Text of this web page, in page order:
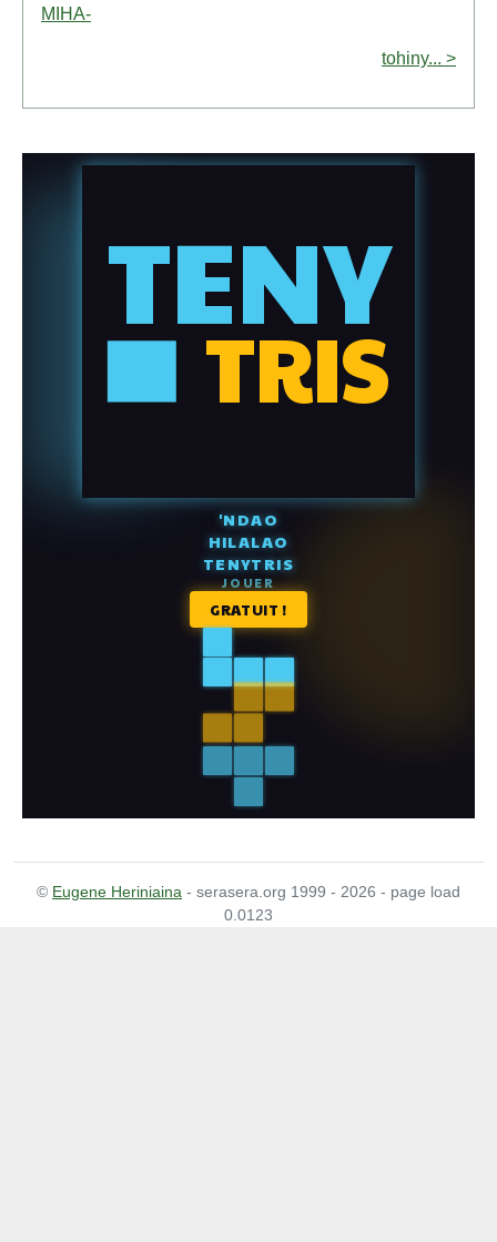
MIHA-
tohiny... >
© Eugene Heriniaina - serasera.org 1999 - 2026 - page load
0.0123